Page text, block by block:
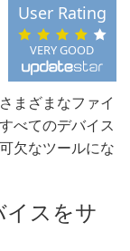
VERY GOOD
User Rating
まざまなファイ
べてのデバイス
欠なツールにな
スをサ